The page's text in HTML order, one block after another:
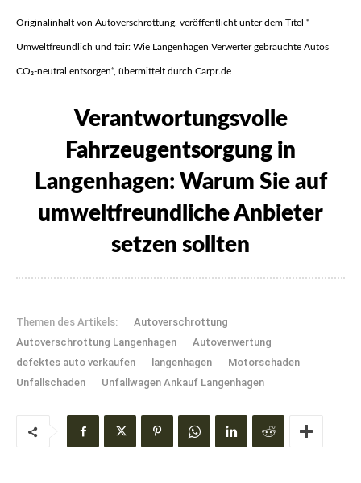
Originalinhalt von Autoverschrottung, veröffentlicht unter dem Titel “
Umweltfreundlich und fair: Wie Langenhagen Verwerter gebrauchte Autos
CO₂-neutral entsorgen“, übermittelt durch Carpr.de
Verantwortungsvolle
Fahrzeugentsorgung in
Langenhagen: Warum Sie auf
umweltfreundliche Anbieter
setzen sollten
Themen des Artikels:
Autoverschrottung
Autoverschrottung Langenhagen
Autoverwertung
defektes auto verkaufen
langenhagen
Motorschaden
Unfallschaden
Unfallwagen Ankauf Langenhagen